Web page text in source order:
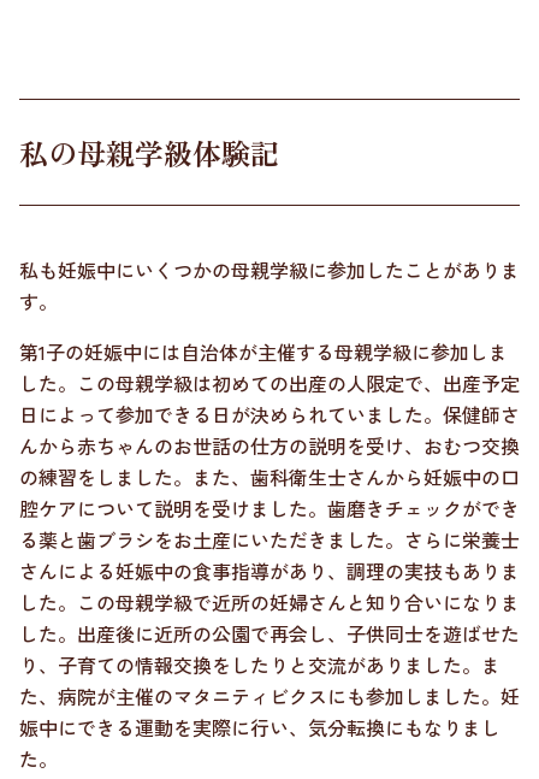
私の母親学級体験記
私も妊娠中にいくつかの母親学級に参加したことがありま
す。
第1子の妊娠中には自治体が主催する母親学級に参加しま
した。この母親学級は初めての出産の人限定で、出産予定
日によって参加できる日が決められていました。保健師さ
んから赤ちゃんのお世話の仕方の説明を受け、おむつ交換
の練習をしました。また、歯科衛生士さんから妊娠中の口
腔ケアについて説明を受けました。歯磨きチェックができ
る薬と歯ブラシをお土産にいただきました。さらに栄養士
さんによる妊娠中の食事指導があり、調理の実技もありま
した。この母親学級で近所の妊婦さんと知り合いになりま
した。出産後に近所の公園で再会し、子供同士を遊ばせた
り、子育ての情報交換をしたりと交流がありました。ま
た、病院が主催のマタニティビクスにも参加しました。妊
娠中にできる運動を実際に行い、気分転換にもなりまし
た。